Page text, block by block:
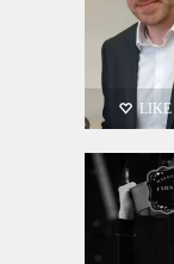
LIKE
NON